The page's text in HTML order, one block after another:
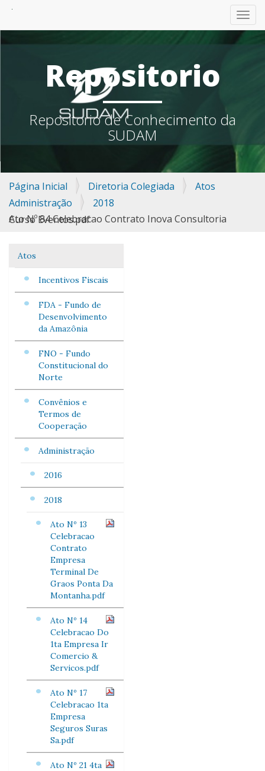
Repositorio
Repositorio de Conhecimento da
SUDAM
Página Inicial Diretoria Colegiada
Atos
Administração
2018
Ato Nº 84 Celebracao Contrato Inova Consultoria Curso Eventos.pdf
Navegação
Atos
Incentivos Fiscais
FDA - Fundo de
Desenvolvimento
da Amazônia
FNO - Fundo
Constitucional do
Norte
Convênios e
Termos de
Cooperação
Administração
2016
2018
Ato Nº 13
Celebracao
Contrato
Empresa
Terminal De
Graos Ponta Da
Montanha.pdf
Ato Nº 14
Celebracao Do
1ta Empresa Ir
Comercio &
Servicos.pdf
Ato Nº 17
Celebracao 1ta
Empresa
Seguros Suras
Sa.pdf
Ato Nº 21 4ta